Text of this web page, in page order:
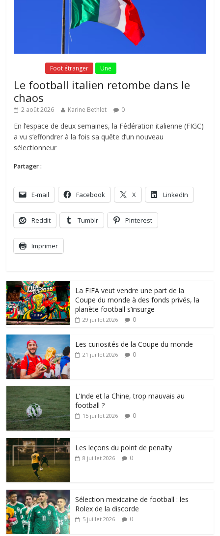
Foot étranger Une
Le football italien retombe dans le
chaos
2 août 2026 Karine Bethlet 0
En l’espace de deux semaines, la Fédération italienne (FIGC)
a vu s’effondrer à la fois sa quête d’un nouveau
sélectionneur
Partager :
E-mail Facebook X LinkedIn
Reddit Tumblr Pinterest
Imprimer
La FIFA veut vendre une part de la
Coupe du monde à des fonds privés, la
planète football s’insurge
29 juillet 2026 0
Les curiosités de la Coupe du monde
21 juillet 2026 0
L’Inde et la Chine, trop mauvais au
football ?
15 juillet 2026 0
Les leçons du point de penalty
8 juillet 2026 0
Sélection mexicaine de football : les
Rolex de la discorde
5 juillet 2026 0